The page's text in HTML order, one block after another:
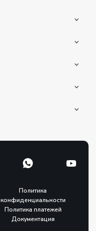
Политика
конфиденциальности
Политика платежей
Документация